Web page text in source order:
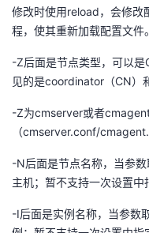
修改时使用reload，会修改
程，使其重新加载配置文件。
-Z后面是节点类型，可以
见的是coordinator（CN）
-Z为cmserver或者
（cmserver.conf/
-N后面是节点名称，当参
主机；暂不支持一次设置
-I后面是实例名称，当参数